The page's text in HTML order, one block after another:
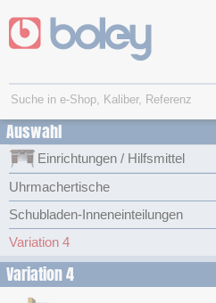
Auswahl
Einrichtungen / Hilfsmittel
Uhrmachertische
Schubladen-Inneneinteilungen
Variation 4
Variation 4